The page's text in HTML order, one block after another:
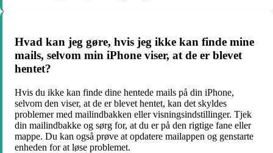
Hvad kan jeg gøre, hvis jeg ikke kan finde mine
mails, selvom min iPhone viser, at de er blevet
hentet?
Hvis du ikke kan finde dine hentede mails på din iPhone,
selvom den viser, at de er blevet hentet, kan det skyldes
problemer med mailindbakken eller visningsindstillinger. Tjek
din mailindbakke og sørg for, at du er på den rigtige fane eller
mappe. Du kan også prøve at opdatere mailappen og genstarte
enheden for at løse problemet.